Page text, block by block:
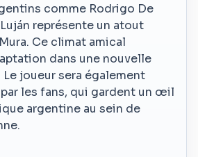
comme Rodrigo De
représente un atout
Ce climat amical
dans une nouvelle
joueur sera également
les fans, qui gardent un œil
argentine au sein de